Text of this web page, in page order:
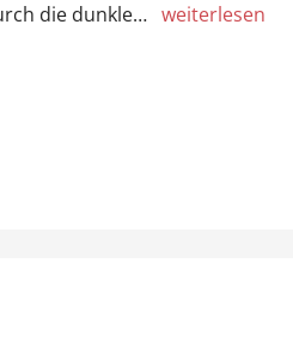
die dunkle… weiterlesen